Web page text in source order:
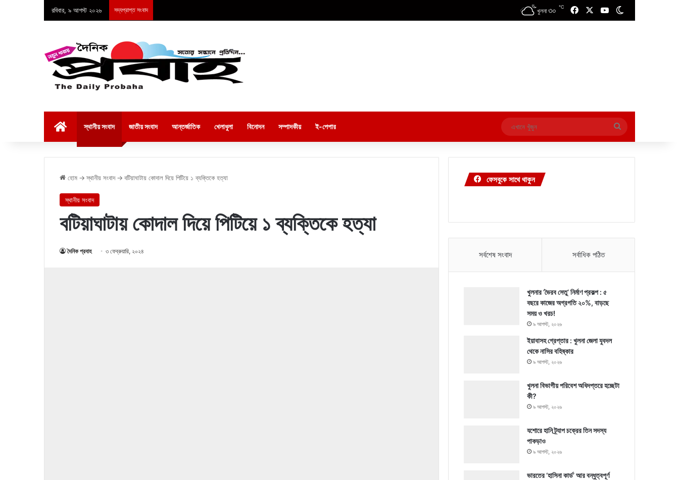
রবিবার, ৯ আগস্ট ২০২৬ সদ্যপ্রাপ্ত সংবাদ খুলনা ৩০ ℃ FacebookYouTube
স্থানীয় সংবাদ জাতীয় সংবাদ আন্তর্জাতিক খেলাধুলা বিনোদন সম্পাদকীয় ই-পেপার
এখানে
খুঁজুন
হোম → স্থানীয় সংবাদ → বটিয়াঘাটায় কোদাল দিয়ে পিটিয়ে ১ ব্যক্তিকে হত্যা
স্থানীয় সংবাদ
বটিয়াঘাটায় কোদাল দিয়ে পিটিয়ে ১ ব্যক্তিকে হত্যা
দৈনিক প্রবাহ ৩ ফেব্রুয়ারি, ২০২৪
ফেসবুকে সাথে থাকুন
সর্বশেষ সংবাদ সর্বাধিক পঠিত
খুলনার ‘ভৈরব সেতু’ নির্মাণ প্রকল্প : ৫
বছরে কাজের অগ্রগতি ২০%, বাড়ছে
সময় ও খরচ!
৯ আগস্ট, ২০২৬
ইয়াবাসহ গ্রেপ্তার : খুলনা জেলা যুবদল
থেকে নাসির বহিষ্কার
৯ আগস্ট, ২০২৬
খুলনা বিভাগীয় পরিবেশ অধিদপ্তরে হচ্ছেটা
কী?
৯ আগস্ট, ২০২৬
যশোরে হানি ট্র্যাপ চক্রের তিন সদস্য
পাকড়াও
৯ আগস্ট, ২০২৬
ভারতের ‘হাসিনা কার্ড’ আর বন্ধুত্বপূর্ণ